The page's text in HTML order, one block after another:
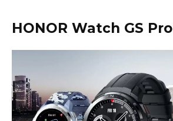
HONOR Watch GS Pro